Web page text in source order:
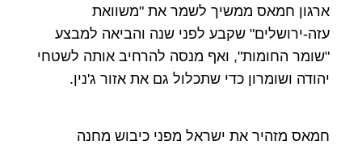
ארגון חמאס ממשיך לשמר את "משוואת
עזה-ירושלים" שקבע לפני שנה והביאה למבצע
"שומר החומות", ואף מנסה להרחיב אותה לשטחי
יהודה ושומרון כדי שתכלול גם את אזור ג'נין.
חמאס מזהיר את ישראל מפני כיבוש מחנה